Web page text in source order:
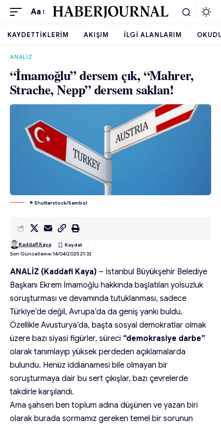
Aa
KAYDETTIKLERIM AKIŞIM İLGI ALANLARIM
ANALIZ
“İmamoğlu” dersem çık, “Mahrer,
Strache, Nepp” dersem saklan!
© Shutterstock/Sembol
Son Güncelleme: 14/04/2025 21:32
Kaddafi Kaya
ANALİZ (Kaddafi Kaya) – İstanbul Büyükşehir Belediye
Başkanı Ekrem İmamoğlu hakkında başlatılan yolsuzluk
soruşturması ve devamında tutuklanması, sadece
Türkiye’de değil, Avrupa’da da geniş yankı buldu.
Özellikle Avusturya’da, başta sosyal demokratlar olmak
üzere bazı siyasi figürler, süreci “demokrasiye darbe”
olarak tanımlayıp yüksek perdeden açıklamalarda
bulundu. Henüz iddianamesi bile olmayan bir
soruşturmaya dair bu sert çıkışlar, bazı çevrelerde
takdirle karşılandı.
Ama şahsen ben toplum adına düşünen ve yazan biri
olarak burada sormamız gereken temel bir sorunun